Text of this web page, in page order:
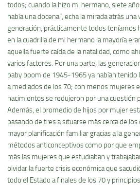
todos; cuando la hizo mi hermano, siete
había una docena”, echa la mirada atrás una
generación, prácticamente todos teníamos
en la cuadrilla de mi hermano la mayoría
aquella fuerte caída de la natalidad, como
varios factores. Por una parte, las
baby boom de 1945-1965 ya habían tenido
a mediados de los 70; con menos mujeres
nacimientos se redujeron por una cuestión
Además, el promedio de hijos por mujer
pasando de tres a situarse más cerca de
mayor planificación familiar gracias a la
métodos anticonceptivos como por que
más las mujeres que estudiaban y
olvidar la fuerte crisis económica que
todo el Estado a finales de los 70 y